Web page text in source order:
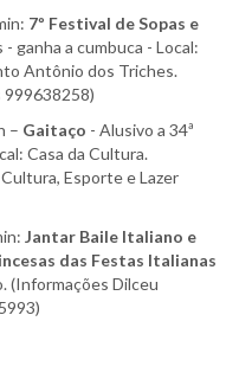
7º Festival de Sopas e
ganha a cumbuca - Local:
Antônio dos Triches.
999638258)
– Gaitaço - Alusivo a 34ª
Casa da Cultura.
Esporte e Lazer
Jantar Baile Italiano e
das Festas Italianas
(Informações Dilceu